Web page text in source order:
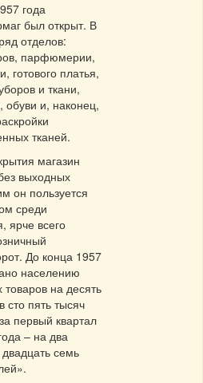
года
был открыт. В
отделов:
парфюмерии,
готового платья,
и ткани,
обуви и, наконец,
тканей.
магазин
выходных
он пользуется
среди
ярче всего
До конца 1957
населению
товаров на десять
сто пять тысяч
первый квартал
– на два
семь